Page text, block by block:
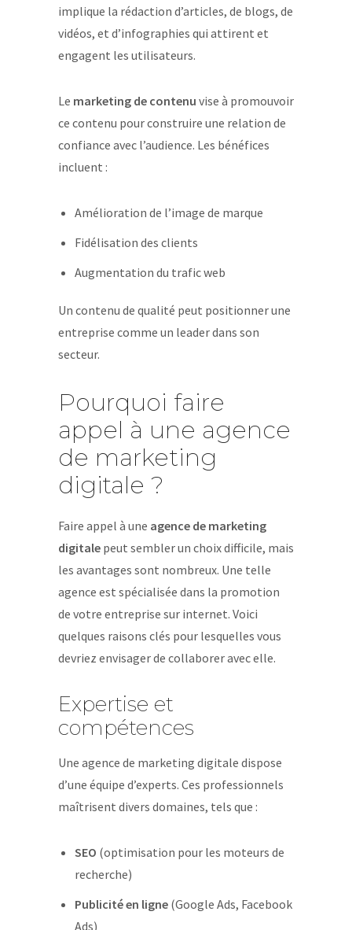
implique la rédaction d’articles, de blogs, de
vidéos, et d’infographies qui attirent et
engagent les utilisateurs.
Le marketing de contenu vise à promouvoir
ce contenu pour construire une relation de
confiance avec l’audience. Les bénéfices
incluent :
Amélioration de l’image de marque
Fidélisation des clients
Augmentation du trafic web
Un contenu de qualité peut positionner une
entreprise comme un leader dans son
secteur.
Pourquoi faire
appel à une agence
de marketing
digitale ?
Faire appel à une agence de marketing
digitale peut sembler un choix difficile, mais
les avantages sont nombreux. Une telle
agence est spécialisée dans la promotion
de votre entreprise sur internet. Voici
quelques raisons clés pour lesquelles vous
devriez envisager de collaborer avec elle.
Expertise et
compétences
Une agence de marketing digitale dispose
d’une équipe d’experts. Ces professionnels
maîtrisent divers domaines, tels que :
SEO (optimisation pour les moteurs de
recherche)
Publicité en ligne(Google Ads, Facebook
Ads)